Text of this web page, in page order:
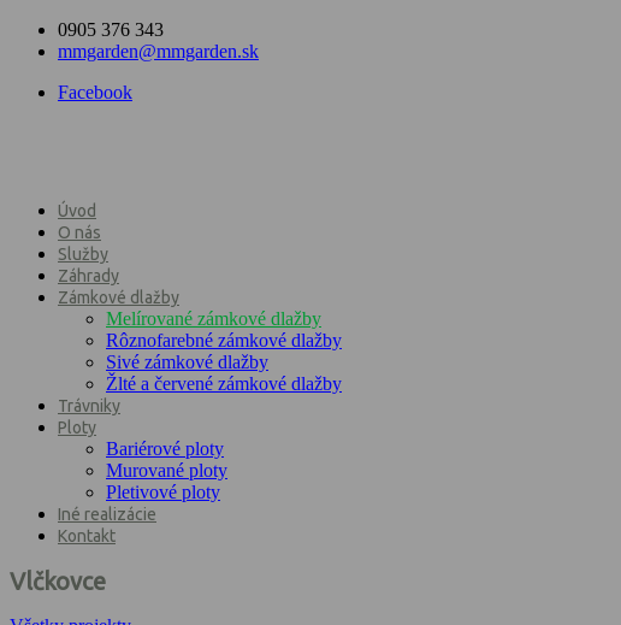
0905 376 343
mmgarden@mmgarden.sk
Facebook
Úvod
O nás
Služby
Záhrady
Zámkové dlažby
Melírované zámkové dlažby
Rôznofarebné zámkové dlažby
Sivé zámkové dlažby
Žlté a červené zámkové dlažby
Trávniky
Ploty
Bariérové ploty
Murované ploty
Pletivové ploty
Iné realizácie
Kontakt
Vlčkovce